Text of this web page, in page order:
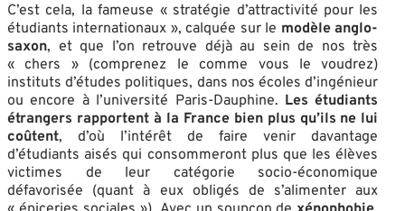
C’est cela, la fameuse « stratégie d’attractivité pour les
étudiants internationaux », calquée sur le modèle anglo-
saxon, et que l’on retrouve déjà au sein de nos très
« chers » (comprenez le comme vous le voudrez)
instituts d’études politiques, dans nos écoles d’ingénieur
ou encore à l’université Paris-Dauphine. Les étudiants
étrangers rapportent à la France bien plus qu’ils ne lui
coûtent, d’où l’intérêt de faire venir davantage
d’étudiants aisés qui consommeront plus que les élèves
victimes de leur catégorie socio-économique
défavorisée (quant à eux obligés de s’alimenter aux